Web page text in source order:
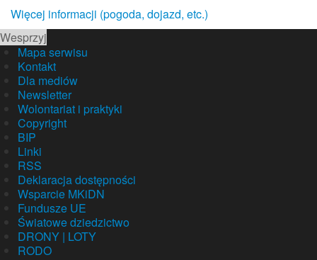
Więcej informacji (pogoda, dojazd, etc.)
Wesprzyj
Mapa serwisu
Kontakt
Dla mediów
Newsletter
Wolontariat i praktyki
Copyright
BIP
Linki
RSS
Deklaracja dostępności
Wsparcie MKiDN
Fundusze UE
Światowe dziedzictwo
DRONY | LOTY
RODO